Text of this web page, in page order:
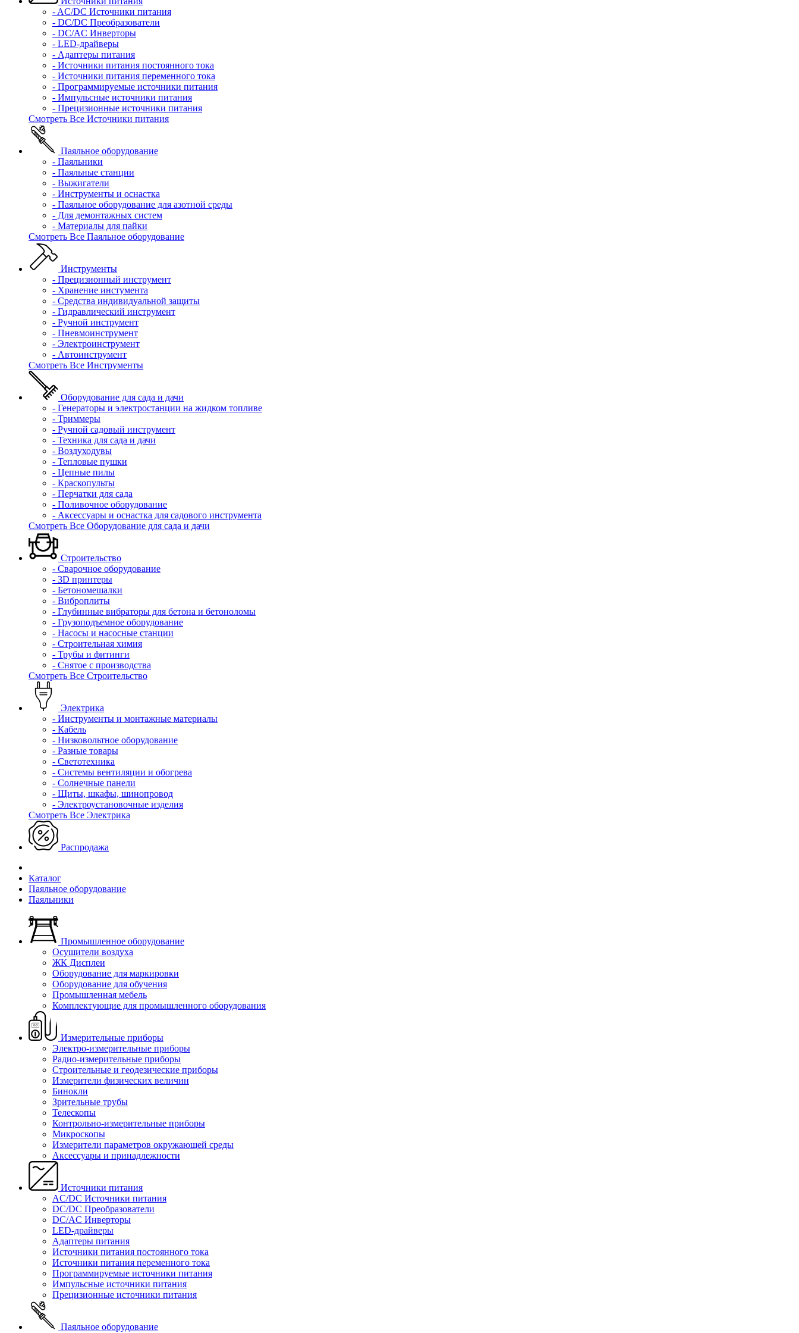
- AC/DC Источники питания
- DC/DC Преобразователи
- DC/AC Инверторы
- LED-драйверы
- Адаптеры питания
- Источники питания постоянного тока
- Источники питания переменного тока
- Программируемые источники питания
- Импульсные источники питания
- Прецизионные источники питания
Смотреть Все Источники питания
Паяльное оборудование
- Паяльники
- Паяльные станции
- Выжигатели
- Инструменты и оснастка
- Паяльное оборудование для азотной среды
- Для демонтажных систем
- Материалы для пайки
Смотреть Все Паяльное оборудование
Инструменты
- Прецизионный инструмент
- Хранение инстумента
- Средства индивидуальной защиты
- Гидравлический инструмент
- Ручной инструмент
- Пневмоинструмент
- Электроинструмент
- Автоинструмент
Смотреть Все Инструменты
Оборудование для сада и дачи
- Генераторы и электростанции на жидком топливе
- Триммеры
- Ручной садовый инструмент
- Техника для сада и дачи
- Воздуходувы
- Тепловые пушки
- Цепные пилы
- Краскопульты
- Перчатки для сада
- Поливочное оборудование
- Аксессуары и оснастка для садового инструмента
Смотреть Все Оборудование для сада и дачи
Строительство
- Сварочное оборудование
- 3D принтеры
- Бетономешалки
- Виброплиты
- Глубинные вибраторы для бетона и бетоноломы
- Грузоподъемное оборудование
- Насосы и насосные станции
- Строительная химия
- Трубы и фитинги
- Снятое с производства
Смотреть Все Строительство
Электрика
- Инструменты и монтажные материалы
- Кабель
- Низковольтное оборудование
- Разные товары
- Светотехника
- Системы вентиляции и обогрева
- Солнечные панели
- Щиты, шкафы, шинопровод
- Электроустановочные изделия
Смотреть Все Электрика
Распродажа
Каталог
Паяльное оборудование
Паяльники
Промышленное оборудование
Осушители воздуха
ЖК Дисплеи
Оборудование для маркировки
Оборудование для обучения
Промышленная мебель
Комплектующие для промышленного оборудования
Измерительные приборы
Электро-измерительные приборы
Радио-измерительные приборы
Строительные и геодезические приборы
Измерители физических величин
Бинокли
Зрительные трубы
Телескопы
Контрольно-измерительные приборы
Микроскопы
Измерители параметров окружающей среды
Аксессуары и принадлежности
Источники питания
AC/DC Источники питания
DC/DC Преобразователи
DC/AC Инверторы
LED-драйверы
Адаптеры питания
Источники питания постоянного тока
Источники питания переменного тока
Программируемые источники питания
Импульсные источники питания
Прецизионные источники питания
Паяльное оборудование